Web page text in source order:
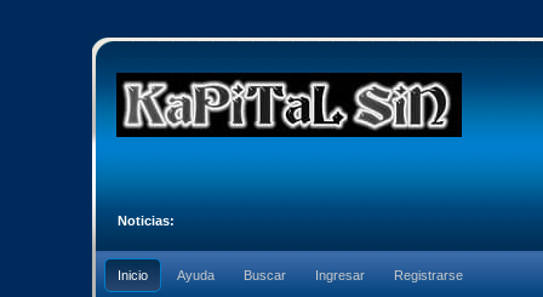
Noticias:
Inicio Ayuda Buscar Ingresar Registrarse